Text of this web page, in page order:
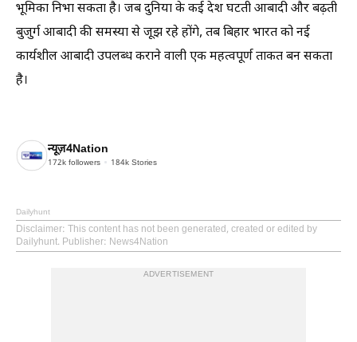
भूमिका निभा सकता है। जब दुनिया के कई देश घटती आबादी और बढ़ती
बुजुर्ग आबादी की समस्या से जूझ रहे होंगे, तब बिहार भारत को नई
कार्यशील आबादी उपलब्ध कराने वाली एक महत्वपूर्ण ताकत बन सकता
है।
न्यूज़4Nation
172k followers 184k Stories
Dailyhunt
Disclaimer: This content has not been generated, created or edited by
Dailyhunt. Publisher: News4Nation
ADVERTISEMENT